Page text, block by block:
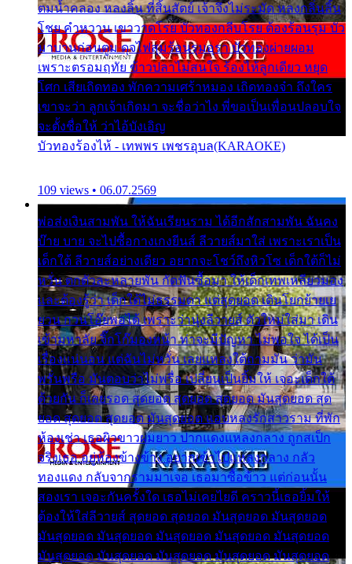
ตมน้ำคลอง หลงลิ้น ที่สิ้นสัตย์ เจ้าจึงไม่ระมัด หลงกลิ่นลิ้น
โชย คำหวาน เขาวาดโรย บัวทองกลีบโรย ต้องร้อนรุม บัว
มาบานก่อนตูม ดุจไฟสุมร้อนรุมอุรา บัวทองผ่ายผอม
เพราะตรอมฤทัย ข้าวปลาไม่สนใจ ร้องไห้ลูกเดียว หยุด
โศก เสียเถิดทอง พักความเศร้าหมอง เถิดทองจ๋า ถึงใคร
เขาจะว่า ลูกเจ้าเกิดมา จะชื่อว่าไง พี่ขอเป็นเพื่อนปลอบใจ
จะตั้งชื่อให้ ว่าไอ้บังเอิญ
บัวทองร้องไห้ - เทพพร เพชรอุบล(KARAOKE)
109 views • 06.07.2569
พ่อส่งเงินสามพัน ให้ฉันเรียนราม ได้อีกสักสามพัน ฉันคง
บ๊าย บาย จะไปซื้อกางเกงยีนส์ ลีวายส์มาใส่ เพราะเราเป็น
เด็กใต้ ลีวายส์อย่างเดียว อยากจะโชว์ถึงหิวโซ เด็กใต้ก็ไม่
หวั่น ตกตัวละหลายพัน กัดฟันซื้อมา ให้เด็กเทพเหลียวมอง
และต้องรู้ว่า เด็กใต้ไม่ธรรมดา แต่สุดยอด เดินโยกย้ายเย
ยวน กวนโอ๊ยพอได้ เพราะว่านุ่งลีวายส์ ตัวใหม่ใส่มา เดิน
เข้ามหาลัย จิ๊กโก๊มองหน้า ท่าจะมีปัญหา ไม่พอใจ ได้เป็น
เรื่องแน่นอน แต่ฉันไม่หวั่น เลยแหลงใต้ถามมัน ว่ามัน
พรั่นพรือ มันตอบว่าไม่พรื่อ เปลี่ยนเป็นยิ้มให้ เจอะเด็กใต้
ด้วยกัน ก็เลยรอด สุดยอด สุดยอด สุดยอด มันสุดยอด สุด
ยอด สุดยอด สุดยอด มันสุดยอด แอบหลงรักสาวราม ที่พัก
ห้องเช่า เธอผิวขาวผมยาว ปากแดงแหลงกลาง ถูกสเป็ก
จริงเธอ อยู่ห้องข้างข้าง อยากเข้าไปแหลงกลาง กลัว
ทองแดง กลับจากรามมาเจอ เธอมาซื้อข้าว แต่ก่อนนั้น
สองเรา เจอะกันครั้งใด เธอไม่เคยไยดี คราวนี้เธอยิ้มให้
ต้องให้ใส่ลีวายส์ สุดยอด สุดยอด มันสุดยอด มันสุดยอด
มันสุดยอด มันสุดยอด มันสุดยอด มันสุดยอด มันสุดยอด
มันสุดยอด มันสุดยอด มันสุดยอด มันสุดยอด มันสุดยอด